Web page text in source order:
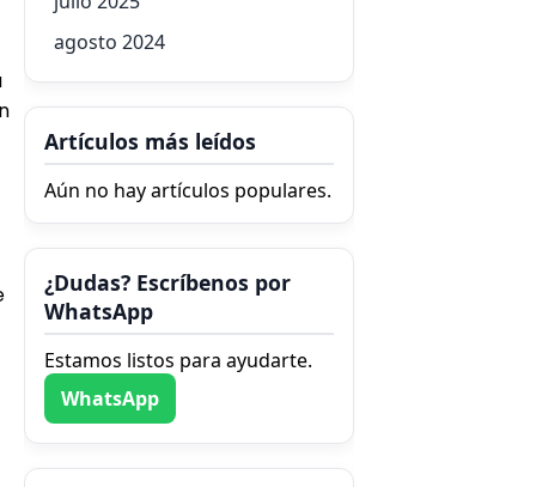
agosto 2024
Artículos más leídos
Aún no hay artículos populares.
¿Dudas? Escríbenos por
WhatsApp
Estamos listos para ayudarte.
WhatsApp